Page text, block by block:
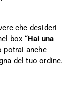
che desideri
box “Hai una
potrai anche
del tuo ordine.